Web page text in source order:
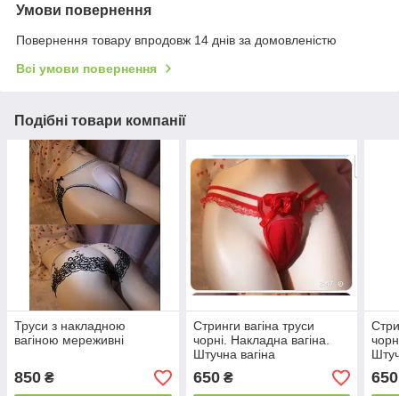
Умови повернення
Повернення товару впродовж 14 днів за домовленістю
Всі умови повернення
Подібні товари компанії
Труси з накладною
вагіною мереживні
850 ₴
Стринги вагіна труси
чорні. Накладна вагіна.
Штучна вагіна
650₴ 650